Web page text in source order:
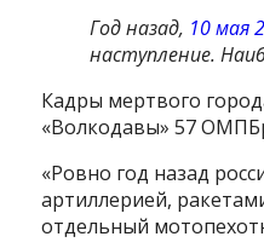
Год назад, 10 мая
наступление.
Кадры мертвого
«Волкодавы» 57
«Ровно год назад
артиллерией,
отдельный